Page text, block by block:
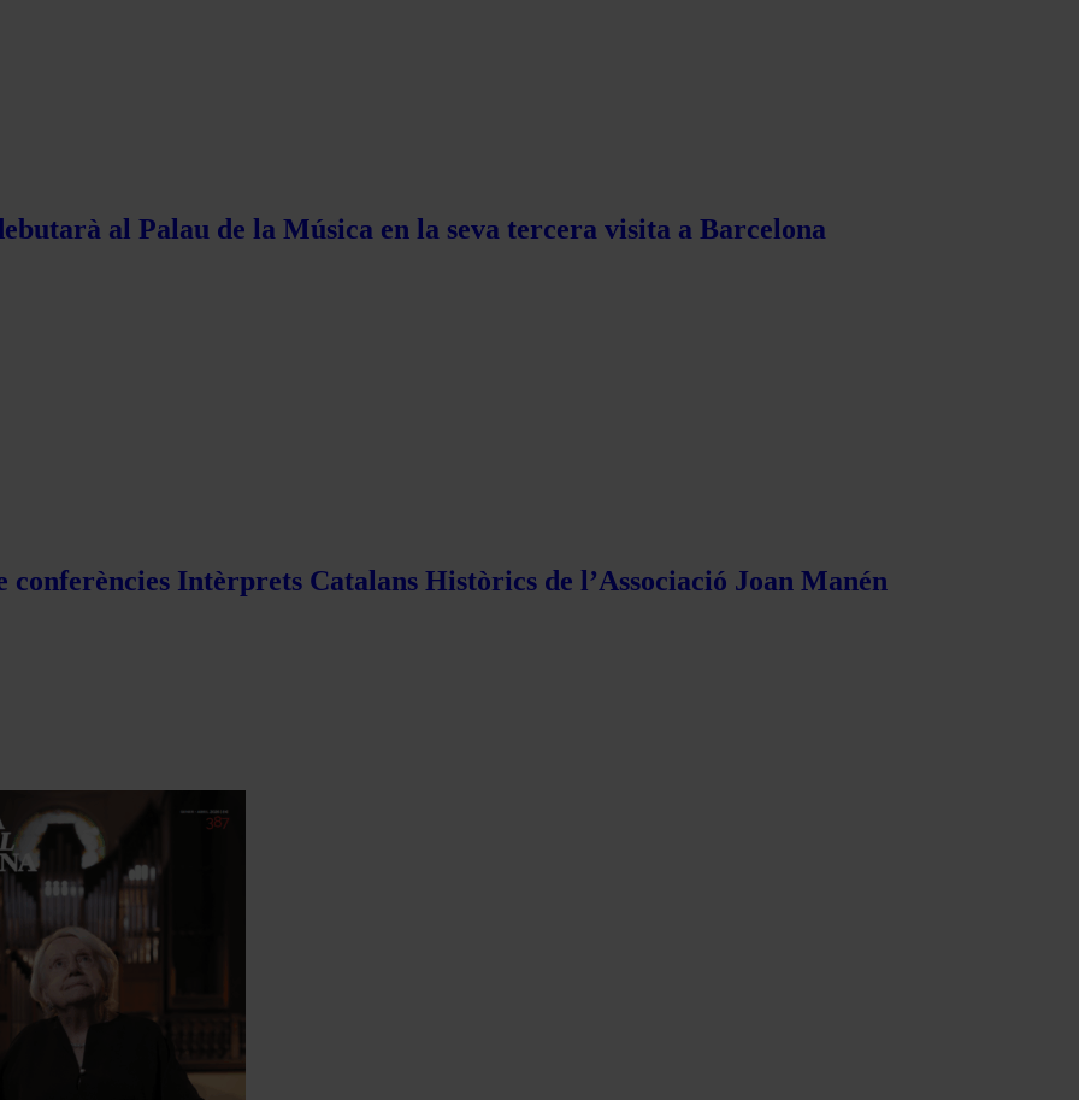
al Palau de la Música en la seva tercera visita a Barcelona
conferències Intèrprets Catalans Històrics de l’Associació Joan Manén